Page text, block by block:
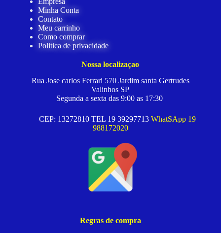
Minha Conta
Contato
Meu carrinho
Como comprar
Politica de privacidade
Nossa localizaçao
Rua Jose carlos Ferrari 570 Jardim santa Gertrudes
Valinhos SP
Segunda a sexta das 9:00 as 17:30
CEP: 13272810 TEL 19 39297713 WhatSApp 19
988172020
Regras de compra